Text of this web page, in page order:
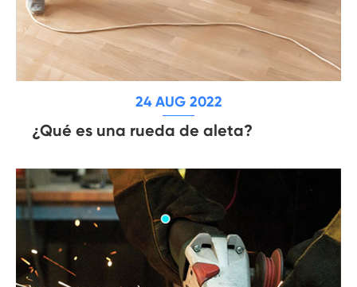
24 AUG 2022
¿Qué es una rueda de aleta?